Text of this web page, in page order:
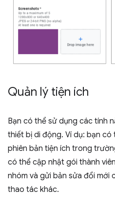
Quản lý tiện ích
Bạn có thể sử dụng các tính
thiết bị di động. Ví dụ: bạn
phiên bản tiện ích trong
có thể cập nhật gói thành
nhóm và gửi bản sửa đổi mới
thao tác khác.